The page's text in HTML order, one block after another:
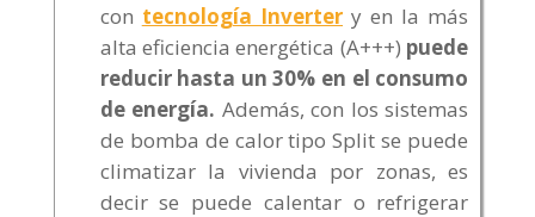
con tecnología Inverter y en la más
alta eficiencia energética (A+++) puede
reducir hasta un 30% en el consumo
de energía. Además, con los sistemas
de bomba de calor tipo Split se puede
climatizar la vivienda por zonas, es
decir se puede calentar o refrigerar